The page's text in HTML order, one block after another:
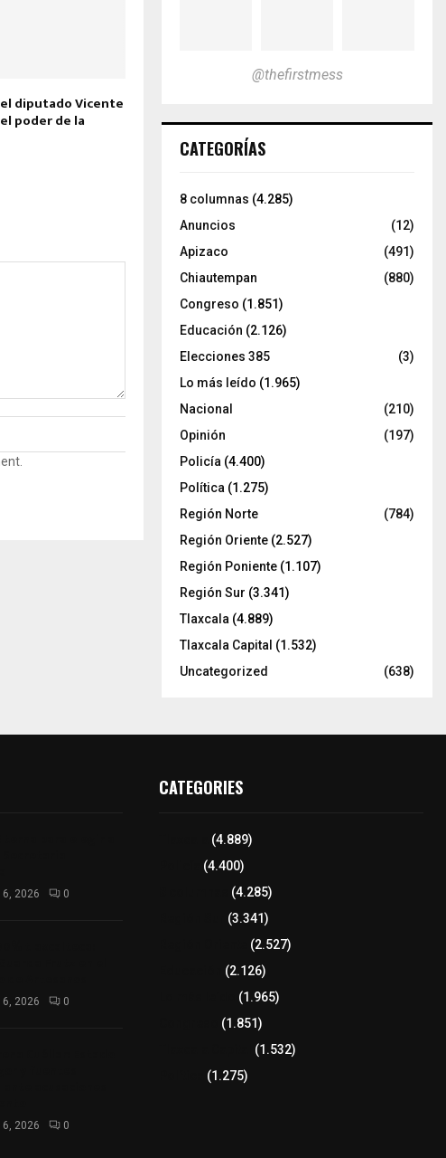
diputado Vicente
poder de la
@thefirstmess
CATEGORÍAS
8 columnas (4.285)
Anuncios
(12)
Apizaco
(491)
Chiautempan
(880)
Congreso (1.851)
Educación (2.126)
Elecciones 385
(3)
Lo más leído (1.965)
Nacional
(210)
Opinión
(197)
Policía (4.400)
Política (1.275)
Región Norte
(784)
Región Oriente (2.527)
Región Poniente (1.107)
Región Sur (3.341)
Tlaxcala (4.889)
Tlaxcala Capital (1.532)
Uncategorized
(638)
2026 0
2026 0
2026 0
CATEGORIES
(4.889)
(4.400)
(4.285)
(3.341)
(2.527)
(2.126)
(1.965)
(1.851)
(1.532)
(1.275)